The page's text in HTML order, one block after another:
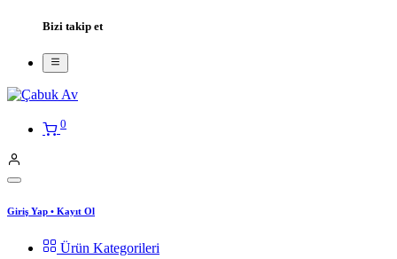
Bizi takip et
0
Giriş Yap • Kayıt Ol
Ürün Kategorileri